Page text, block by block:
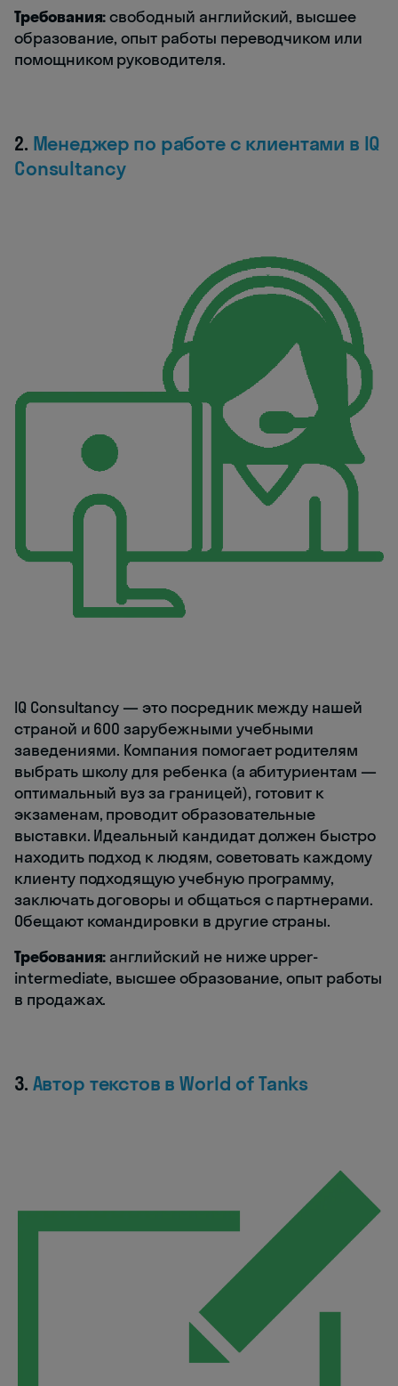
Требования:свободный английский, высшее
образование, опыт работы переводчиком или
помощником руководителя.
2. Менеджер по работе с клиентами в IQ
Consultancy
IQ Consultancy — это посредник между нашей
страной и 600 зарубежными учебными
заведениями. Компания помогает родителям
выбрать школу для ребенка (а абитуриентам —
оптимальный вуз за границей), готовит к
экзаменам, проводит образовательные
выставки. Идеальный кандидат должен быстро
находить подход к людям, советовать каждому
клиенту подходящую учебную программу,
заключать договоры и общаться с партнерами.
Обещают командировки в другие страны.
Требования: английский не ниже upper-
intermediate, высшее образование, опыт работы
в продажах.
3. Автор текстов в World of Tanks